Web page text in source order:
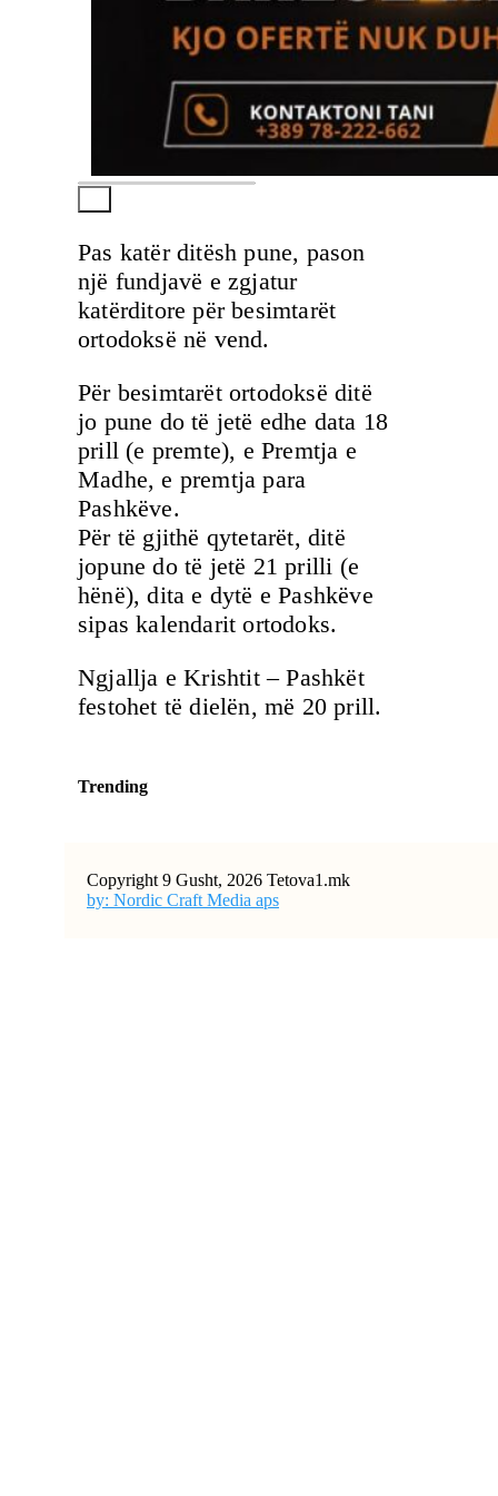
Pas katër ditësh pune, pason
një fundjavë e zgjatur
katërditore për besimtarët
ortodoksë në vend.
Për besimtarët ortodoksë ditë
jo pune do të jetë edhe data 18
prill (e premte), e Premtja e
Madhe, e premtja para
Pashkëve.
Për të gjithë qytetarët, ditë
jopune do të jetë 21 prilli (e
hënë), dita e dytë e Pashkëve
sipas kalendarit ortodoks.
Ngjallja e Krishtit – Pashkët
festohet të dielën, më 20 prill.
Trending
Copyright 9 Gusht, 2026 Tetova1.mk
by: Nordic Craft Media aps